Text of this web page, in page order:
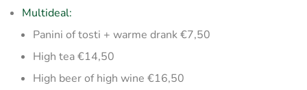
Multideal:
Panini of tosti + warme drank €7,50
High tea €14,50
High beer of high wine €16,50